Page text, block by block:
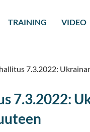
TRAINING VIDEO
7.3.2022:
7.3.2022: